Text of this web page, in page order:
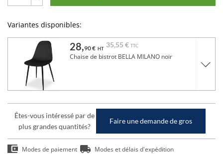
Variantes disponibles:
28,90 € HT 35,55 € TTC
Chaise de bistrot BELLA MILANO noir
Êtes-vous intéressé par de
plus grandes quantités?
Faire une demande de gros
Modes de paiement Modes et délais d'expédition